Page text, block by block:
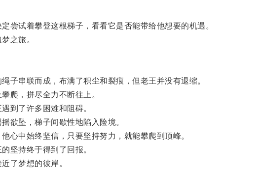
试着攀登这根梯子，看看它是否能带给他想要的机遇。
之旅。
串联而成，布满了积尘和裂痕，但老王并没有退缩。
，拼尽全力不断往上。
了许多困难和阻碍。
坠，梯子间歇性地陷入险境。
中始终坚信，只要坚持努力，就能攀爬到顶峰。
持终于得到了回报。
了梦想的彼岸。